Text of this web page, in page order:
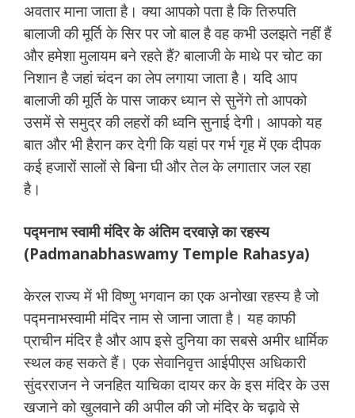
अवतार माना जाता है। क्या आपको पता है कि तिरुपति
बालाजी की मूर्ति के सिर पर जो बाल है वह कभी उलझते नहीं हैं
और हमेशा मुलायम बने रहते हैं? बालाजी के माथे पर चोट का
निशान है जहां चंदन का लेप लगाया जाता है। यदि आप
बालाजी की मूर्ति के पास जाकर ध्यान से सुनेंगे तो आपको
उसमें से समुद्र की लहरों की ध्वनि सुनाई देगी। आपको यह
बात और भी हैरान कर देगी कि यहां पर गर्भ गृह में एक दीपक
कई हजारों सालों से बिना घी और तेल के लगातार जल रहा
है।
पद्मनाभ स्वामी मंदिर के अंतिम दरवाज़े का रहस्य
(Padmanabhaswamy Temple Rahasya)
केरल राज्य में भी विष्णु भगवान का एक अनोखा रहस्य है जो
पद्मनाभस्वामी मंदिर नाम से जाना जाता है। यह काफी
प्राचीन मंदिर है और आप इसे दुनिया का सबसे अमीर धार्मिक
स्थल कह सकते हैं। एक सेवानिवृत्त आईपीएस अधिकारी
सुंदरराजन ने जनहित याचिका दायर कर के इस मंदिर के उस
खजाने को खुलवाने की अपील की जो मंदिर के चढ़ावे से